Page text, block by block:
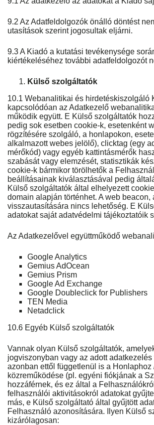
9.2 Az Adatfeldolgozók önálló döntést
utasítások szerint jogosultak eljárni.
9.3 A Kiadó a kutatási tevékenysége
kiértékeléséhez további adatfeldolgozót
Külső szolgáltatók
10.1 Webanalitikai és hirdetéskiszolgáló
kapcsolódóan az Adatkezelő
működik együtt. E Külső szolgáltatók
pedig sok esetben cookie-k, esetenként
rögzítésére szolgáló, a honlapokon,
alkalmazott webes jelölő), clicktag (egy
mérőkód) vagy egyéb kattintásmérők
szabását vagy elemzését, statisztikák
cookie-k bármikor törölhetők a
beállításainak kiválasztásával pedig
Külső szolgáltatók által elhelyezett
domain alapján történhet. A web
visszautasítására nincs lehetőség. E
adatokat saját adatvédelmi tájékoztatóik
Az Adatkezelővel együttműködő
Google Analytics
Gemius AdOcean
Gemius Prism
Google Ad Exchange
Google Doubleclick for Publishers
TEN Media
Netadclick
10.6 Egyéb Külső szolgáltatók
Vannak olyan Külső szolgáltatók,
jogviszonyban vagy az adott
azonban ettől függetlenül is a
közreműködése (pl. egyéni fiókjának a
hozzáférnek, és ez által a
felhasználói aktivitásokról adatokat
más, e Külső szolgáltató által gyűjtött
Felhasználó azonosítására. Ilyen Külső
kizárólagosan: